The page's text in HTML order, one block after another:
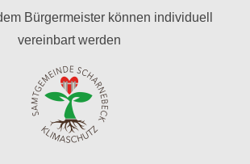
Bürgermeister können individuell
vereinbart werden